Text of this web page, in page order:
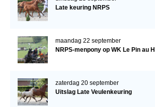
Late keuring NRPS
maandag 22 september
NRPS-menpony op WK Le Pin au
zaterdag 20 september
Uitslag Late Veulenkeuring